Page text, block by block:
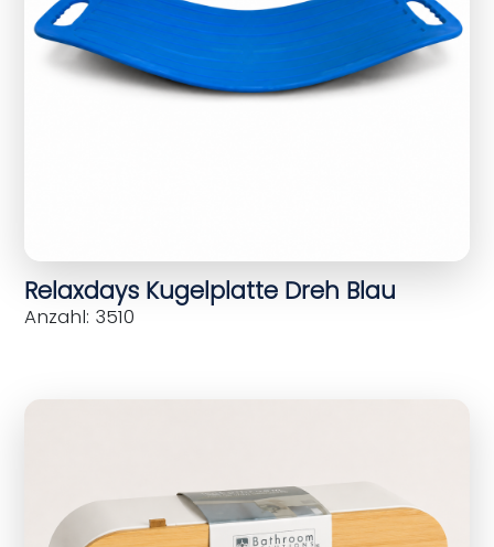
Relaxdays Kugelplatte Dreh Blau
Anzahl: 3510